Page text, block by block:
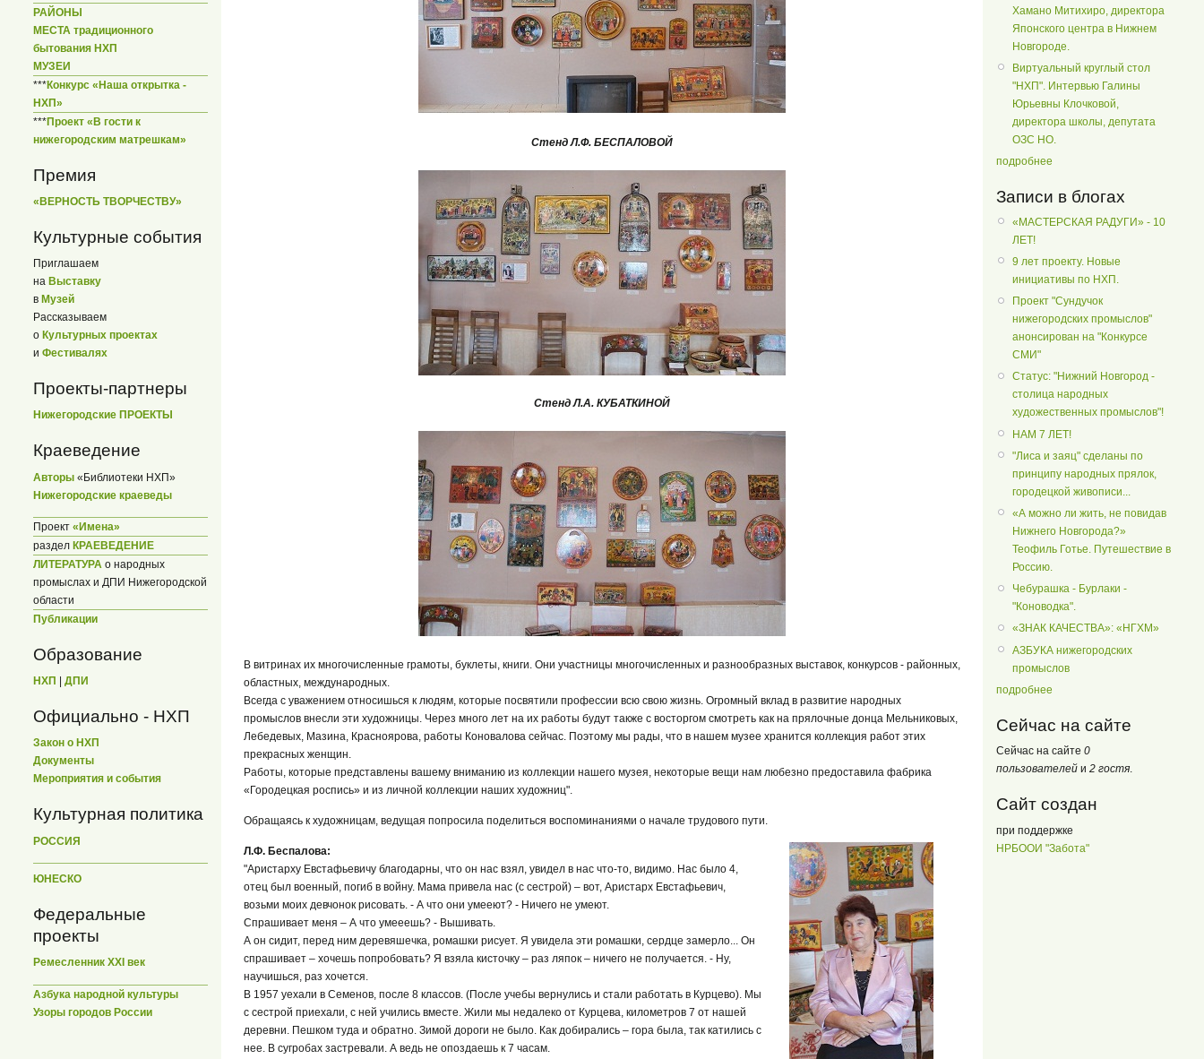
РАЙОНЫ
МЕСТА традиционного
бытования НХП
МУЗЕИ
***Конкурс «Наша открытка -
НХП»
***Проект «В гости к
нижегородским матрешкам»
Премия
«ВЕРНОСТЬ ТВОРЧЕСТВУ»
Культурные события
Приглашаем
на Выставку
в Музей
Рассказываем
о Культурных проектах
и Фестивалях
Проекты-партнеры
Нижегородские ПРОЕКТЫ
Краеведение
Авторы «Библиотеки НХП»
Нижегородские краеведы
Проект «Имена»
раздел КРАЕВЕДЕНИЕ
ЛИТЕРАТУРА о народных
промыслах и ДПИ Нижегородской
области
Публикации
Образование
НХП ДПИ
Официально - НХП
Закон о НХП
Документы
Мероприятия и события
Культурная политика
РОССИЯ
ЮНЕСКО
Федеральные
проекты
Ремесленник XXI век
Азбука народной культуры
Узоры городов России
Стенд Л.Ф. БЕСПАЛОВОЙ
Стенд Л.А. КУБАТКИНОЙ
В витринах их многочисленные грамоты, буклеты, книги. Они участницы многочисленных и разнообразных выставок, конкурсов - районных,
областных, международных.
Всегда с уважением относишься к людям, которые посвятили профессии всю свою жизнь. Огромный вклад в развитие народных
промыслов внесли эти художницы. Через много лет на их работы будут также с восторгом смотреть как на прялочные донца Мельниковых,
Лебедевых, Мазина, Красноярова, работы Коновалова сейчас. Поэтому мы рады, что в нашем музее хранится коллекция работ этих
прекрасных женщин.
Работы, которые представлены вашему вниманию из коллекции нашего музея, некоторые вещи нам любезно предоставила фабрика
«Городецкая роспись» и из личной коллекции наших художниц".
Обращаясь к художницам, ведущая попросила поделиться воспоминаниями о начале трудового пути.
Л.Ф. Беспалова:
"Аристарху Евстафьевичу благодарны, что он нас взял, увидел в нас что-то, видимо. Нас было 4,
отец был военный, погиб в войну. Мама привела нас (с сестрой) – вот, Аристарх Евстафьевич,
возьми моих девчонок рисовать. - А что они умееют? - Ничего не умеют.
Спрашивает меня – А что умееешь? - Вышивать.
А он сидит, перед ним деревяшечка, ромашки рисует. Я увидела эти ромашки, сердце замерло... Он
спрашивает – хочешь попробовать? Я взяла кисточку – раз ляпок – ничего не получается. - Ну,
научишься, раз хочется.
В 1957 уехали в Семенов, после 8 классов. (После учебы вернулись и стали работать в Курцево). Мы
с сестрой приехали, с ней учились вместе. Жили мы недалеко от Курцева, километров 7 от нашей
деревни. Пешком туда и обратно. Зимой дороги не было. Как добирались – гора была, так катились с
нее. В сугробах застревали. А ведь не опоздаешь к 7 часам.
Хамано Митихиро, директора
Японского центра в Нижнем
Новгороде.
Виртуальный круглый стол
"НХП". Интервью Галины
Юрьевны Клочковой,
директора школы, депутата
ОЗС НО.
подробнее
Записи в блогах
«МАСТЕРСКАЯ РАДУГИ» - 10
ЛЕТ!
9 лет проекту. Новые
инициативы по НХП.
Проект "Сундучок
нижегородских промыслов"
анонсирован на "Конкурсе
СМИ"
Статус: "Нижний Новгород -
столица народных
художественных промыслов"!
НАМ 7 ЛЕТ!
"Лиса и заяц" сделаны по
принципу народных прялок,
городецкой живописи...
«А можно ли жить, не повидав
Нижнего Новгорода?»
Теофиль Готье. Путешествие в
Россию.
Чебурашка - Бурлаки -
"Коноводка".
«ЗНАК КАЧЕСТВА»: «НГХМ»
АЗБУКА нижегородских
промыслов
подробнее
Сейчас на сайте
Сейчас на сайте 0
пользователей и 2 гостя
Сайт создан
при поддержке
НРБООИ "Забота"